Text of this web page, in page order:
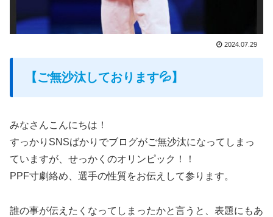
2024.07.29
【ご無沙汰しております💦】
みなさんこんにちは！
すっかりSNSばかりでブログがご無沙汰になってしまっ
ていますが、せっかくのオリンピック！！
PPF寸劇絡め、選手の性質をお伝えして参ります。
誰の事が伝えたくなってしまったかと言うと、表題にもあ